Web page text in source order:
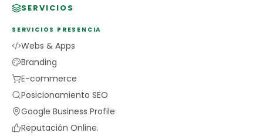
SERVICIOS
SERVICIOS PRESENCIA
Webs & Apps
Branding
E-commerce
Posicionamiento SEO
Google Business Profile
Reputación Online.